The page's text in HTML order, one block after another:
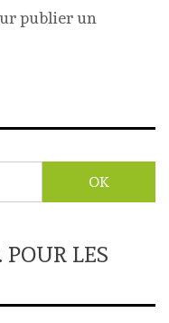
publier un
LES